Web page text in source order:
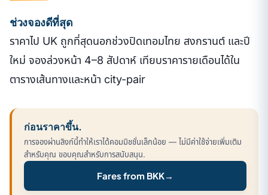
ช่วงจองดีที่สุด
ราคาไป UK ถูกที่สุดนอกช่วงปิดเทอมไทย สงกรานต์ และปี
ใหม่ จองล่วงหน้า 4–8 สัปดาห์ เทียบราคารายเดือนได้ใน
ตารางเส้นทางและหน้า city-pair
ก่อนราคาขึ้น.
การจองผ่านลิงก์นี้ทำให้เราได้คอมมิชชั่นเล็กน้อย — ไม่มีค่าใช้จ่ายเพิ่มเติม
สำหรับคุณ ขอบคุณสำหรับการสนับสนุน.
Fares from BKK→